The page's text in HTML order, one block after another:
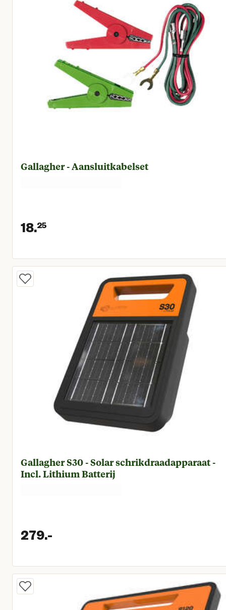
Gallagher - Aansluitkabelset
18.25
Huidige prijs € 18,25
Gallagher S30 - Solar schrikdraadapparaat -
Incl. Lithium Batterij
279.-
Huidige prijs € 279,00